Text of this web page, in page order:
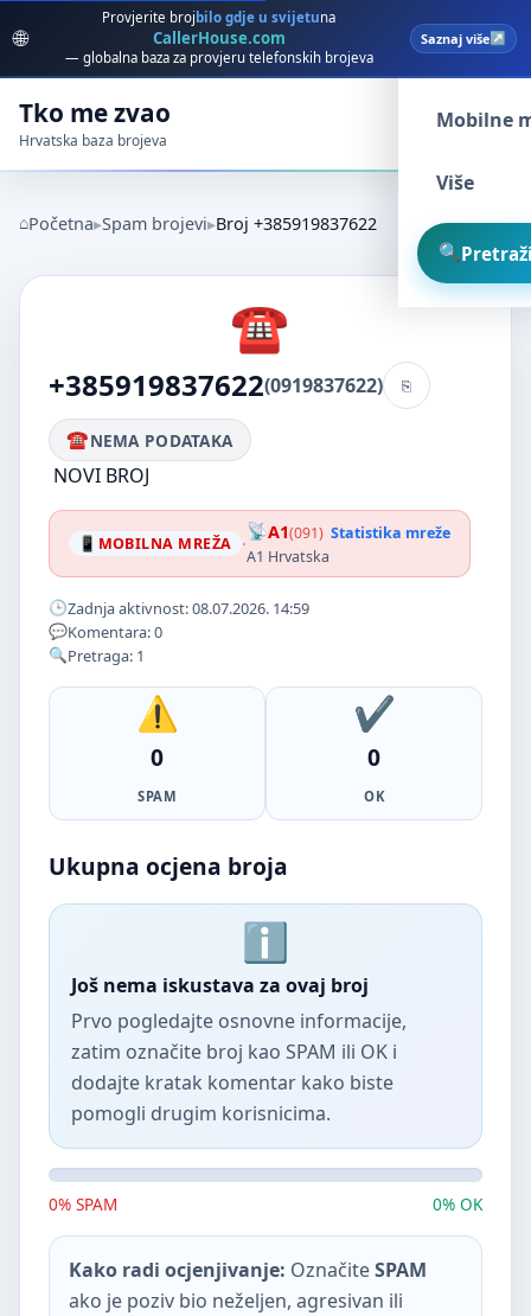
🌐
Provjerite broj bilo gdje u svijetuna
CallerHouse.com
— globalna baza za provjeru telefonskih brojeva
Saznaj više
Tko me zvao
Hrvatska baza brojeva
Spam
Mobilne
Više
Početna Spam brojevi Broj +385919837622
+385919837622(0919837622)
NEMA PODATAKA
NOVI BROJ
MOBILNA MREŽA · A1(091) Statistika mreže
A1 Hrvatska
Zadnja aktivnost: 08.07.2026. 14:59
Komentara: 0
Pretraga: 1
0
SPAM
0
OK
Ukupna ocjena broja
Još nema iskustava za ovaj broj
Prvo pogledajte osnovne informacije,
zatim označite broj kao SPAM ili OK i
dodajte kratak komentar kako biste
pomogli drugim korisnicima.
0% SPAM 0% OK
Kako radi ocjenjivanje: OznačiteSPAM
ako je poziv bio neželjen, agresivan ili